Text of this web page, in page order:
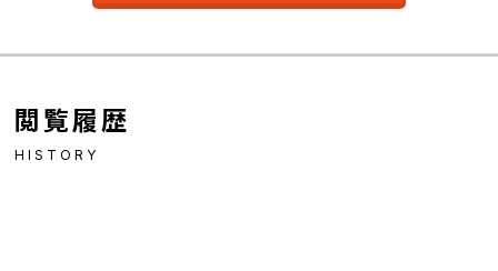
閲覧履歴
HISTORY